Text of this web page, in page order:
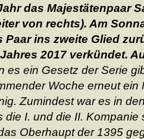
das Majestätenpaar
von rechts). Am
Paar ins zweite Glied
2017 verkündet.
es ein Gesetz der Serie
Woche erneut ein
Zumindest war es in
die I. und die II. Kompanie
Oberhaupt der 1395